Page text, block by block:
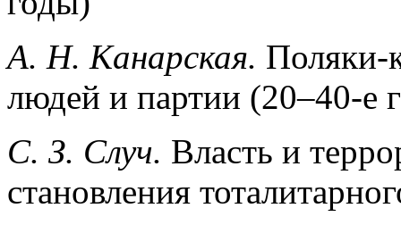
А. Н. Канарская. Поляки-
людей и партии (20–40-е
С. З. Случ. Власть и
становления